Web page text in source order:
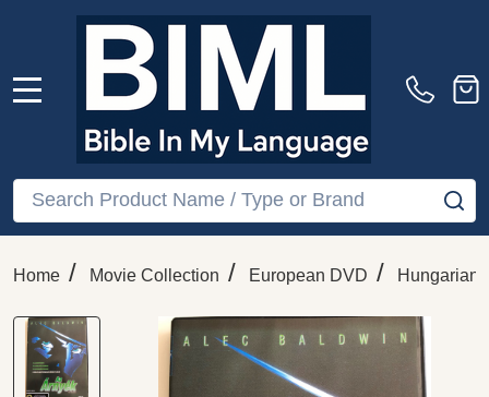
Search
Home / Movie Collection / European DVD / Hungarian